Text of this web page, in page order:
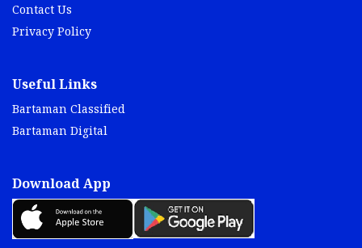
Contact Us
Privacy Policy
Useful Links
Bartaman Classified
Bartaman Digital
Download App